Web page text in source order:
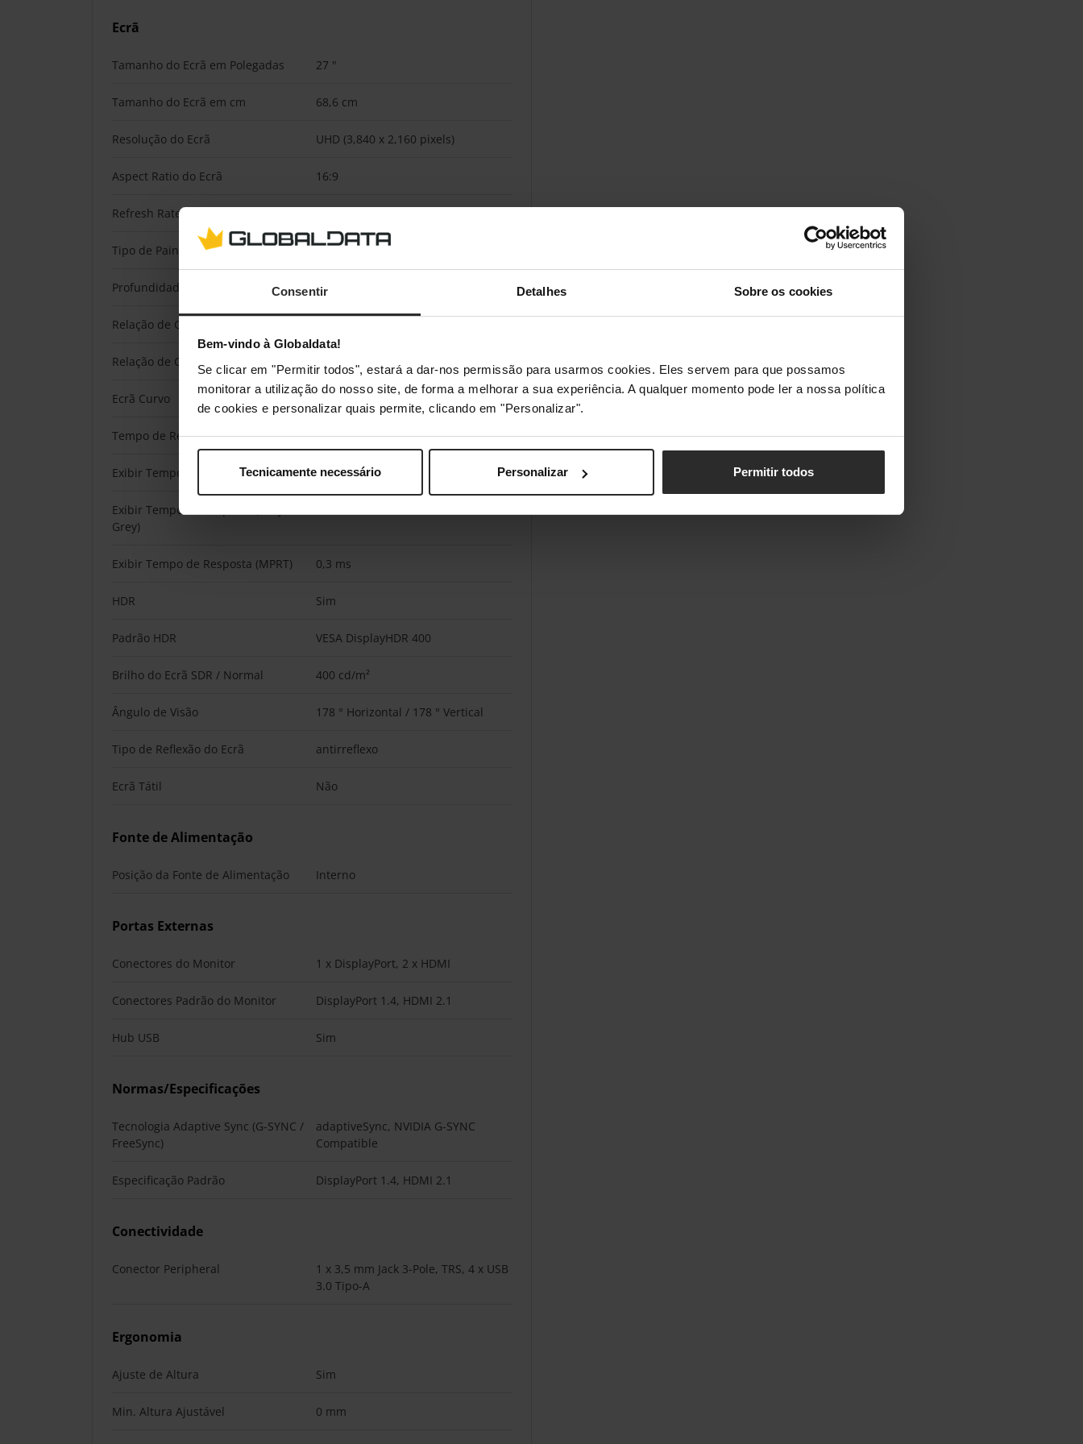
Consentir Detalhes Sobre os cookies
Bem-vindo à Globaldata!
Se clicar em "Permitir todos", estará a dar-nos permissão para usarmos cookies. Eles servem para que possamos
monitorar a utilização do nosso site, de forma a melhorar a sua experiência. A qualquer momento pode ler a nossa política
de cookies e personalizar quais permite, clicando em "Personalizar".
Tecnicamente necessário Personalizar Permitir todos
Ecrã
Tamanho do Ecrã em Polegadas 27 "
Tamanho do Ecrã em cm 68,6 cm
Resolução do Ecrã UHD (3,840 x 2,160 pixels)
Aspect Ratio do Ecrã 16:9
Refresh Rate do ecrã
Tipo de Painel de Ecrã IPS
Profundidade da Cor máx. 1,07 bilhão de cores (10 bits)
Relação de Contraste (Dinâmico)
Relação de Contraste (Estático) 1.000:1
Ecrã Curvo Não
Tempo de Resposta do Ecrã 0.3 ms (MPRT), 1 ms (grey-to-grey)
Exibir Tempo de Resposta 0,3 ms
Exibir Tempo de Resposta (Grey-to-
Grey)
Exibir Tempo de Resposta (MPRT) 0,3 ms
HDR Sim
Padrão HDR VESA DisplayHDR 400
Brilho do Ecrã SDR / Normal 400 cd/m²
Ângulo de Visão 178 ° Horizontal / 178 ° Vertical
Tipo de Reflexão do Ecrã antirreflexo
Ecrã Tátil Não
Fonte de Alimentação
Posição da Fonte de Alimentação Interno
Portas Externas
Conectores do Monitor 1 x DisplayPort, 2 x HDMI
Conectores Padrão do Monitor DisplayPort 1.4, HDMI 2.1
Hub USB Sim
Normas/Especificações
Tecnologia Adaptive Sync (G-SYNC /
FreeSync)
adaptiveSync, NVIDIA G-SYNC
Compatible
Especificação Padrão DisplayPort 1.4, HDMI 2.1
Conectividade
Conector Peripheral
1 x 3,5 mm Jack 3-Pole, TRS, 4 x USB
3.0 Tipo-A
Ergonomia
Ajuste de Altura Sim
Min. Altura Ajustável 0 mm